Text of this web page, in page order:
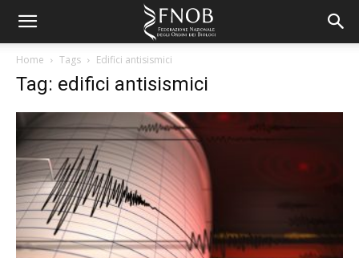
Home Tags Edifici antisismici
Tag: edifici antisismici